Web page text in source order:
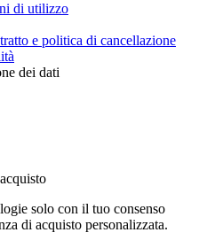
di utilizzo
e politica di cancellazione
dei dati
solo con il tuo consenso
di acquisto personalizzata.